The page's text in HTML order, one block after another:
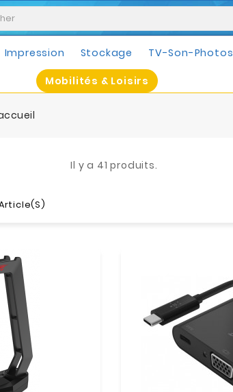
Impression Stockage TV-Son-Photos
Mobilités & Loisirs
Il y a 41 produits.